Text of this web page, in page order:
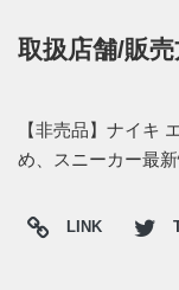
など、選ばれし者
オーナーを務める
シング)"のタイラ
元をこの一足が飾
取扱店舗/販
【非売品】ナイキ
め、スニーカー最
LINK